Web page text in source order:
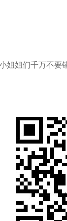
姐姐们千万不要